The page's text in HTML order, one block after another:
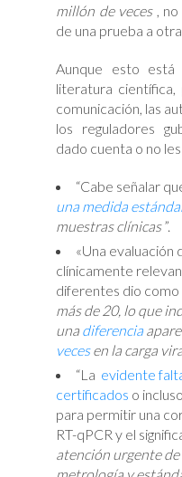
millón de veces, no
de una prueba a otra.
Aunque esto
literatura
comunicación, las
los reguladores
dado cuenta o no
“Cabe señalar
una medida
muestras clínicas”.
«Una evaluación
clínicamente
diferentes dio como
más de 20, lo que
una diferencia
vecesen la carga
“La evidente
certificados o
para permitir una
RT-qPCR y el
atención urgente
metrología y